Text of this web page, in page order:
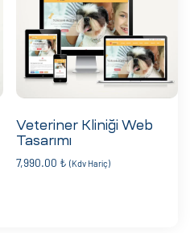
Veteriner Kliniği Web
Tasarımı
7,990.00 ₺ (Kdv Hariç)